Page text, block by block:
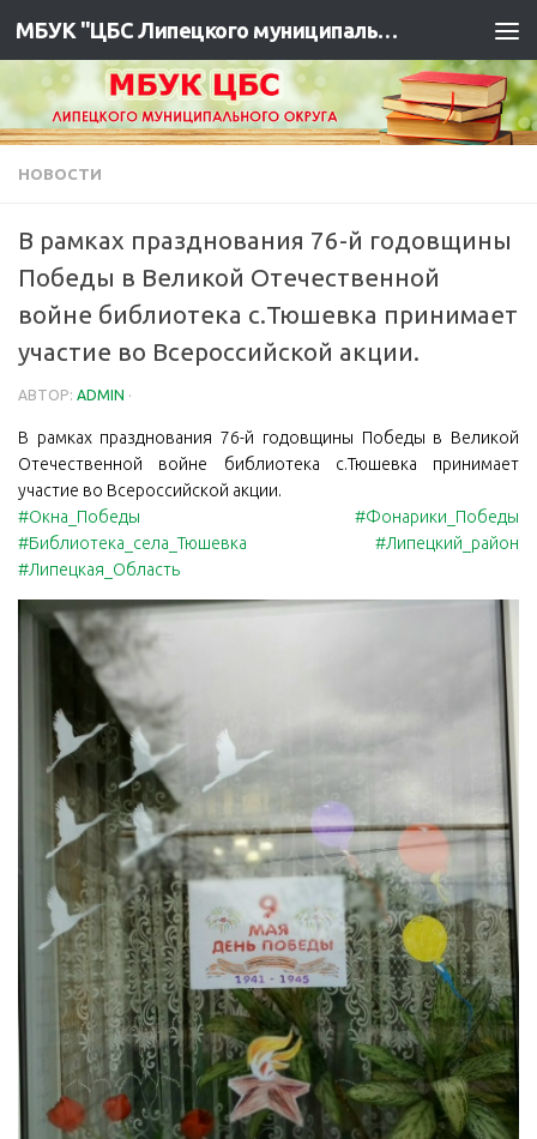
МБУК "ЦБС Липецкого муниципального района"
НОВОСТИ
В рамках празднования 76-й годовщины
Победы в Великой Отечественной
войне библиотека с.Тюшевка принимает
участие во Всероссийской акции.
АВТОР: ADMIN ·
В рамках празднования 76-й годовщины Победы в Великой
Отечественной войне библиотека с.Тюшевка принимает
участие во Всероссийской акции.
#Окна_Победы
#Фонарики_Победы
#Библиотека_села_Тюшевка
#Липецкий_район
#Липецкая_Область